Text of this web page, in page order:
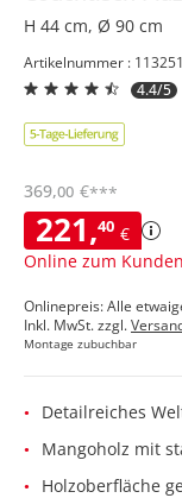
H 44 cm, Ø 90 cm
Artikelnummer :
4.4/5
221,40 €
Online zum
369,00 €***
Onlinepreis: Alle
Inkl. MwSt. zzgl.
Montage zubuchbar
Detailreiches
Mangoholz mit
Holzoberfläche